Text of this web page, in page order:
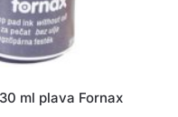
ml plava Fornax